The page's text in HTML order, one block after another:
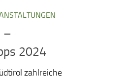
–
2024
zahlreiche